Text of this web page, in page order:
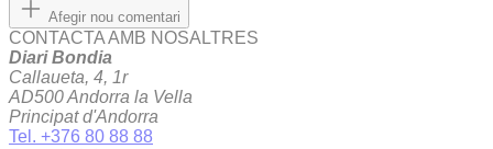
Afegir nou comentari
CONTACTA AMB NOSALTRES
Diari Bondia
Callaueta, 4, 1r
AD500 Andorra la Vella
Principat d'Andorra
Tel. +376 80 88 88